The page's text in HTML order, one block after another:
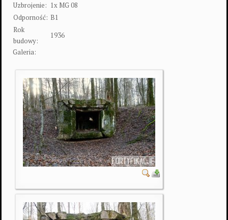
Uzbrojenie: 1x MG 08
Odporność: B1
Rok
budowy:
1936
Galeria: